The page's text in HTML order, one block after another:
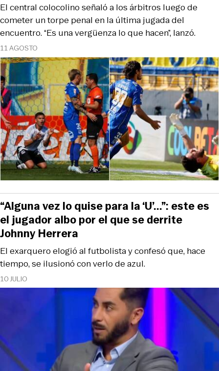
11 AGOSTO
El central colocolino señaló a los árbitros luego de
cometer un torpe penal en la última jugada del
encuentro. “Es una vergüenza lo que hacen”, lanzó.
10 JULIO
El exarquero elogió al futbolista y confesó que, hace
tiempo, se ilusionó con verlo de azul.
“Alguna vez lo quise para la ‘U’...”: este es
el jugador albo por el que se derrite
Johnny Herrera